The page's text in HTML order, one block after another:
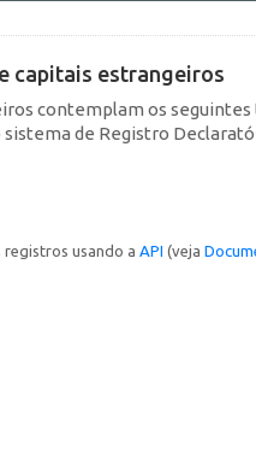
capitais estrangeiros
contemplam os seguintes
de Registro
registros usando a API (veja